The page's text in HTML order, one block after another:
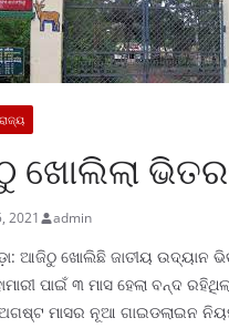
ରାଜ୍ୟ
ଖୋଲିଲା
2021 admin
ଆଜିଠୁ ଖୋଲିଛି ଜାତୀୟ ଉଦ୍ୟାନ
ପାଇଁ ୩ ମାସ ହେଲା ବନ୍ଦ
ମାସର ନୂଆ ଗାଇଡଲାଇନ